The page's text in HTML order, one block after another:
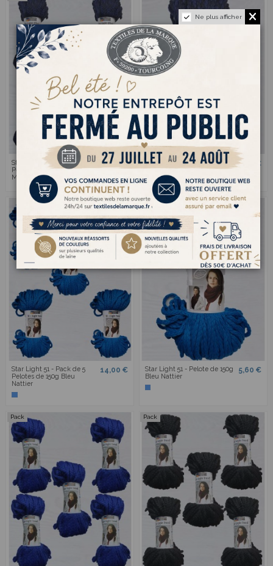
Star Light 50 - Pack de 5
Pelotes de 150g de laine
Marine/Noir
14,00 €
Star Light 50 - Pelote de
150g
5,60 €
Star Light 51 - Pack de 5
Pelotes de 150g Bleu
Nattier
14,00 €
Star Light 51 - Pelote de 150g
Bleu Nattier
5,60 €
Pack Pack
Ne plus afficher